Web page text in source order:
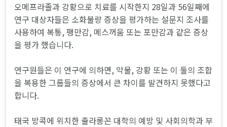
오메프라졸과 강황으로 치료를 시작한지 28일과 56일째에
연구 대상자들은 소화불량 증상을 평가하는 설문지 조사를
사용하여 복통, 팽만감, 메스꺼움 또는 포만감과 같은 증상
을 평가 했습니다.
연구원들은 이 연구에 의하면, 약물, 강황 또는 이 둘의 조합
을 복용한 그룹들의 증상에서 큰 차이를 발견하지 못했다고
합니다.
태국 방콕에 위치한 출라롱꼰 대학의 예방 및 사회의학과 부